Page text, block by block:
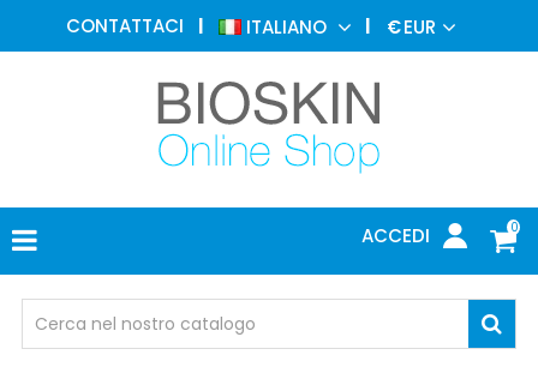
CONTATTACI ITALIANO €EUR
0
ACCEDI
MEDICINA
ESTETICA
DERMATOLOGIA
FOTOTERAPIA
ELETTROMEDICALI
MEDICO
OCCHIALI
DI